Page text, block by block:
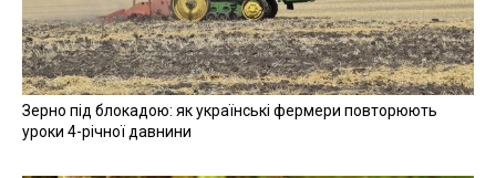
Зерно під блокадою: як українські фермери повторюють
уроки 4-річної давнини